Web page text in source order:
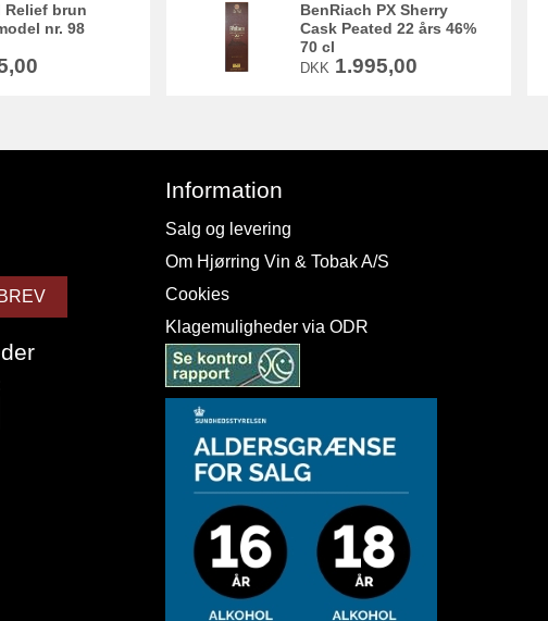
Relief brun
nr. 98
BenRiach PX Sherry
Cask Peated 22 års 46%
70 cl
DKK1.995,00
Information
Salg og levering
Om Hjørring Vin & Tobak A/S
Cookies
Klagemuligheder via ODR